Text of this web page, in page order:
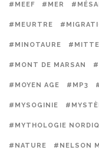
#MEEF #MER
#MEURTRE
#MINOTAURE
#MONT DE MARSAN
#MOYEN AGE #MP3
#MYSOGINIE
#MYTHOLOGIE
#NATURE #NELSON